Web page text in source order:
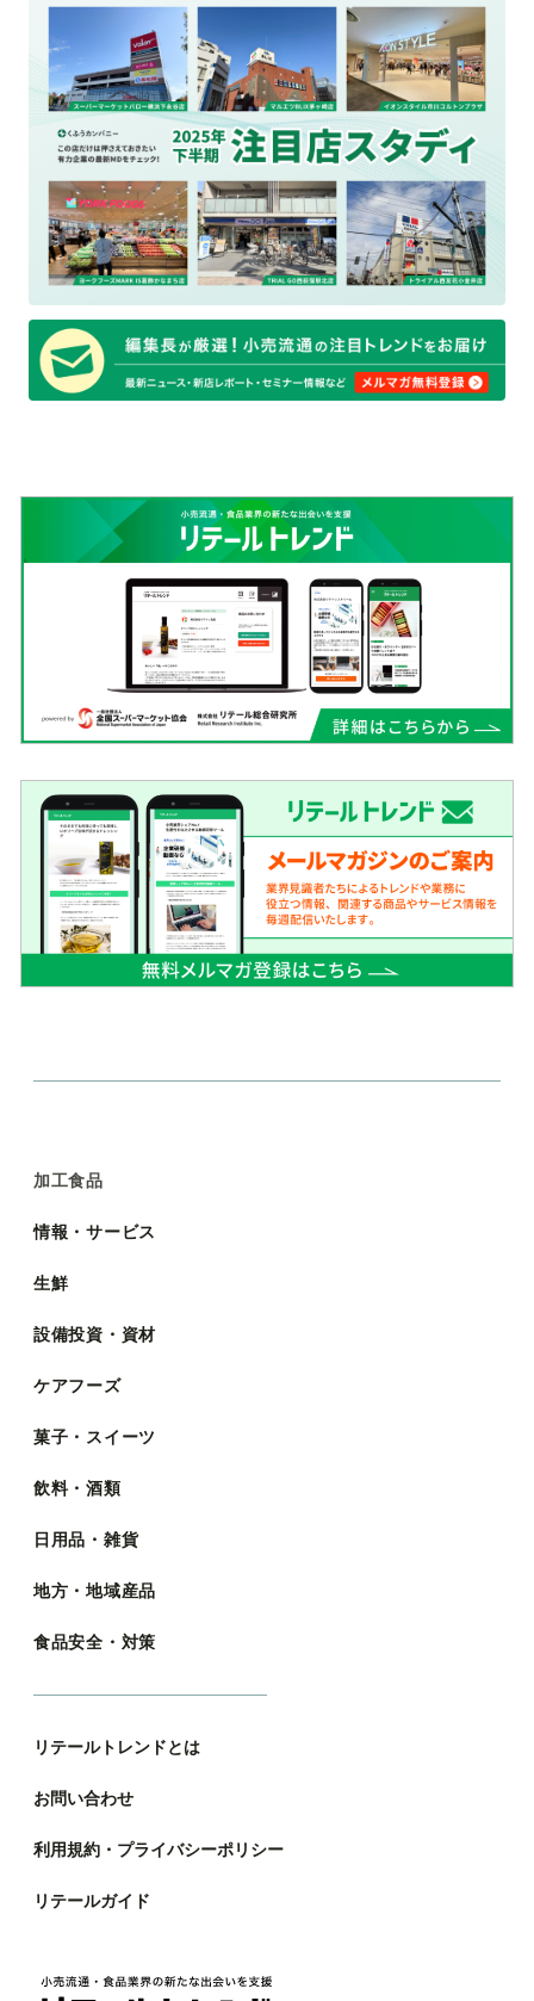
加工食品
情報・サービス
生鮮
設備投資・資材
ケアフーズ
菓子・スイーツ
飲料・酒類
日用品・雑貨
地方・地域産品
食品安全・対策
リテールトレンドとは
お問い合わせ
利用規約・プライバシーポリシー
リテールガイド